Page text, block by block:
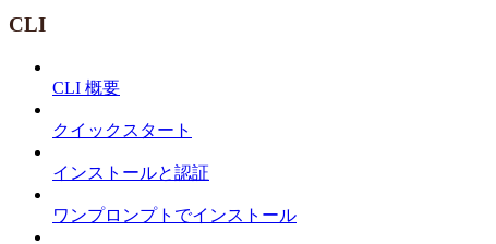
CLI
CLI 概要
クイックスタート
インストールと認証
ワンプロンプトでインストール